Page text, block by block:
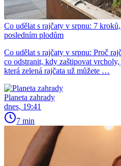
Co udělat s rajčaty v srpnu: 7
posledním plodům
Co udělat s rajčaty v srpnu: Proč
co odstranit, kdy zaštipovat
která zelená rajčata už můžete …
Planeta zahrady
dnes, 19:41
7 min